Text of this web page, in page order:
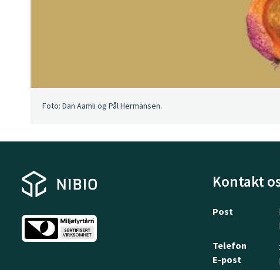
Foto: Dan Aamli og Pål Hermansen.
Kontakt
Post
Telefon
E-post